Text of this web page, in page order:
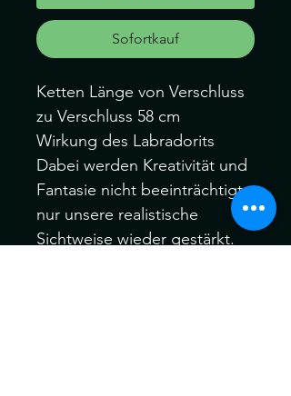
Sofortkauf
Ketten Länge von Verschluss
zu Verschluss 58 cm
Wirkung des Labradorits
Dabei werden Kreativität und
Fantasie nicht beeinträchtigt,
nur unsere realistische
Sichtweise wieder gestärkt.